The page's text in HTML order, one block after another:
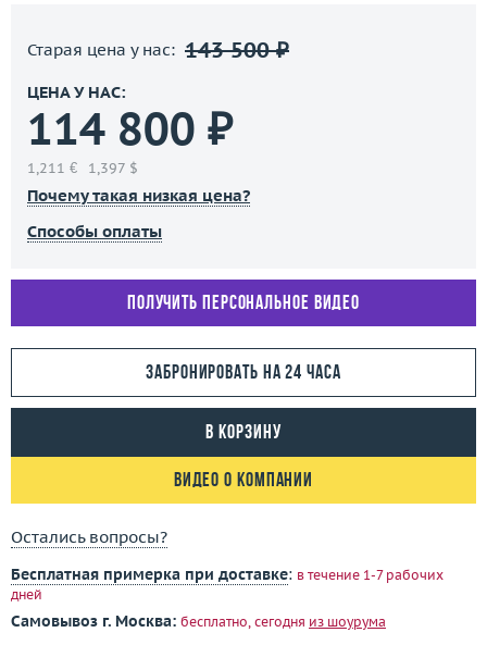
Старая цена у нас: 143 500 ₽
ЦЕНА У НАС:
114 800 ₽
1,211 € 1,397 $
Почему такая низкая цена?
Способы оплаты
Получить персональное видео
Забронировать на 24 часа
В корзину
Видео о компании
Остались вопросы?
Бесплатная примерка при доставке: в течение 1-7 рабочих
дней
Самовывоз г. Москва: бесплатно, сегодня из шоурума